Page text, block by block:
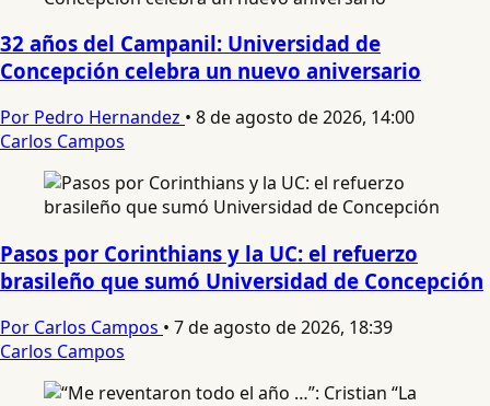
32 años del Campanil: Universidad de
Concepción celebra un nuevo aniversario
Por Pedro Hernandez • 8 de agosto de 2026, 14:00
Carlos Campos
Pasos por Corinthians y la UC: el refuerzo
brasileño que sumó Universidad de Concepción
Por Carlos Campos • 7 de agosto de 2026, 18:39
Carlos Campos